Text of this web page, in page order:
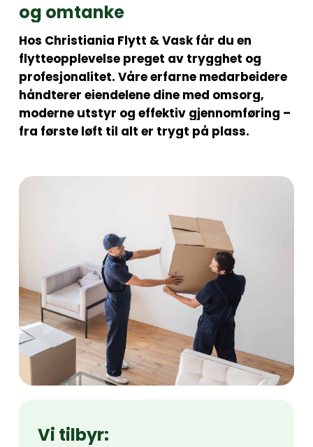
og omtanke
Hos Christiania Flytt &Vask får du en
flytteopplevelse preget av trygghet og
profesjonalitet. Våreerfarne medarbeidere
håndterer eiendelene dine med omsorg,
moderne utstyr og effektiv gjennomføring –
fra første løft til alt er trygt på plass.
Vi tilbyr: